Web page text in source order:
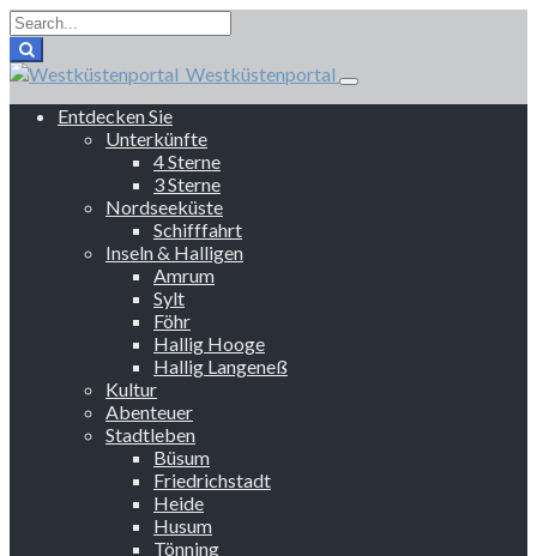
Westküstenportal
Entdecken Sie
Unterkünfte
4 Sterne
3 Sterne
Nordseeküste
Schifffahrt
Inseln & Halligen
Amrum
Sylt
Föhr
Hallig Hooge
Hallig Langeneß
Kultur
Abenteuer
Stadtleben
Büsum
Friedrichstadt
Heide
Husum
Tönning